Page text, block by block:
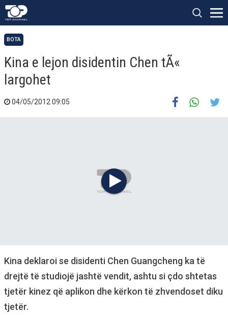
BOTA
Kina e lejon disidentin Chen tÃ«
largohet
04/05/2012 09:05
Kina deklaroi se disidenti Chen Guangcheng ka të
drejtë të studiojë jashtë vendit, ashtu si çdo shtetas
tjetër kinez që aplikon dhe kërkon të zhvendoset diku
tjetër.